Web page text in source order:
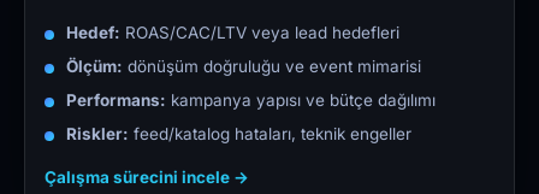
Hedef: ROAS/CAC/LTV veya lead hedefleri
Ölçüm: dönüşüm doğruluğu ve event mimarisi
Performans: kampanya yapısı ve bütçe dağılımı
Riskler: feed/katalog hataları, teknik engeller
Çalışma sürecini incele →